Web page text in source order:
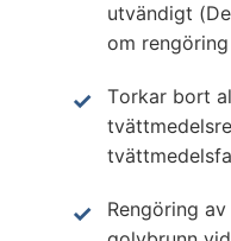
utvändigt
om
Torkar bort
Rengöring